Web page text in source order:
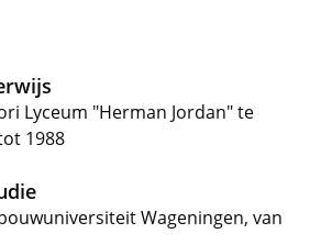
Lyceum "Herman Jordan" te
1988
Wageningen, van